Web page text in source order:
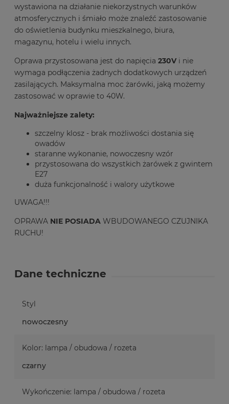
wystawiona na działanie niekorzystnych warunków
atmosferycznych i śmiało może znaleźć zastosowanie
do oświetlenia budynku mieszkalnego, biura,
magazynu, hotelu i wielu innych.
Oprawa przystosowana jest do napięcia 230Vi nie
wymaga podłączenia żadnych dodatkowych urządzeń
zasilających. Maksymalna moc żarówki, jaką możemy
zastosować w oprawie to 40W.
Najważniejsze zalety:
szczelny klosz - brak możliwości dostania się
owadów
staranne wykonanie, nowoczesny wzór
przystosowana do wszystkich żarówek z gwintem
E27
duża funkcjonalność i walory użytkowe
UWAGA!!!
OPRAWA NIE POSIADA WBUDOWANEGO CZUJNIKA
RUCHU!
Dane techniczne
Styl
nowoczesny
Kolor: lampa / obudowa / rozeta
czarny
Wykończenie: lampa / obudowa / rozeta